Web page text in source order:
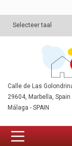
Selecteer taal
Calle de Las
29604, Marbella, Spain
Málaga - SPAIN